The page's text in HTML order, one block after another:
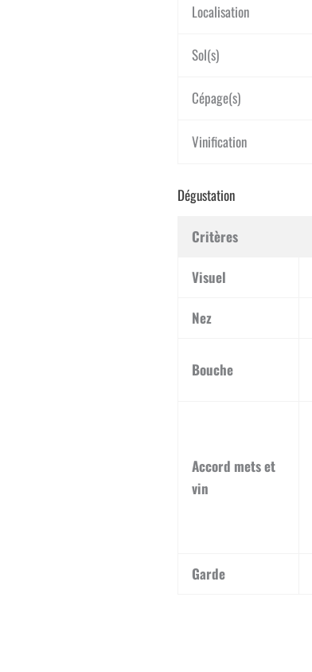
Localisation
Sol(s)
Cépage(s)
Vinification
Dégustation
Critères
Visuel
Nez
Bouche
Accord mets et
vin
Garde